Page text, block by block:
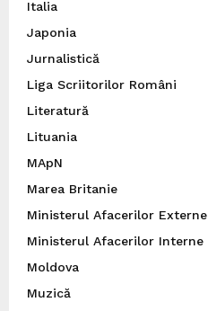
Italia
Japonia
Jurnalistică
Liga Scriitorilor Români
Literatură
Lituania
MApN
Marea Britanie
Ministerul Afacerilor Externe
Ministerul Afacerilor Interne
Moldova
Muzică